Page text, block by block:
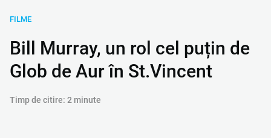
FILME
Bill Murray, un rol cel puțin de
Glob de Aur în St.Vincent
Timp de citire: 2 minute